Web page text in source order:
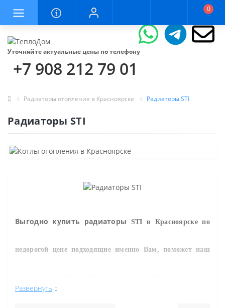
0
Уточняйте актуальные цены по телефону
+7 908 212 79 01
Радиаторы отопления в Красноярске Радиаторы STI
Радиаторы STI
Выгодно купить радиаторы STI в Красноярске по
недорогой цене подходящие именно Вам, поможет наш
Развернуть